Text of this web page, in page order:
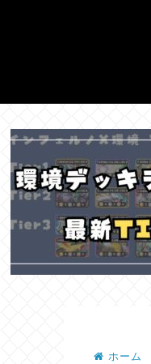
ホーム